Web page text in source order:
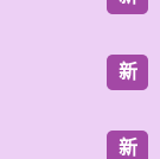
新
新